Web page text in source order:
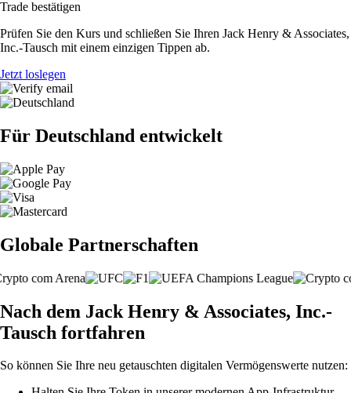
Trade bestätigen
Prüfen Sie den Kurs und schließen Sie Ihren Jack Henry & Associates,
Inc.-Tausch mit einem einzigen Tippen ab.
Jetzt loslegen
Für Deutschland entwickelt
Globale Partnerschaften
Nach dem Jack Henry & Associates, Inc.-
Tausch fortfahren
So können Sie Ihre neu getauschten digitalen Vermögenswerte nutzen: